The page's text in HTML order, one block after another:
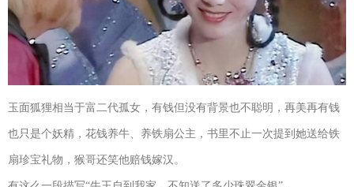
玉面狐狸相当于富二代孤女，有钱但没有背景也不聪明，再美再有钱
也只是个妖精，花钱养牛、养铁扇公主，书里不止一次提到她送给铁
扇珍宝礼物，猴哥还笑他赔钱嫁汉。